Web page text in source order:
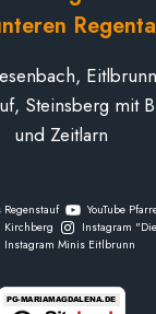
Steinsberg mit
und Zeitlarn
Regenstauf
YouTube
Kirchberg
Instagram
Instagram Minis Eitlbrunn